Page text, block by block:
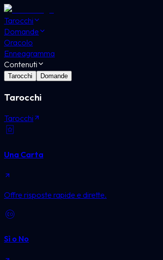
Tarocchi
Domande
Oracolo
Enneagramma
Contenuti
Tarocchi Domande
Tarocchi
Tarocchi
Una Carta
Offre risposte rapide e dirette.
Sì o No